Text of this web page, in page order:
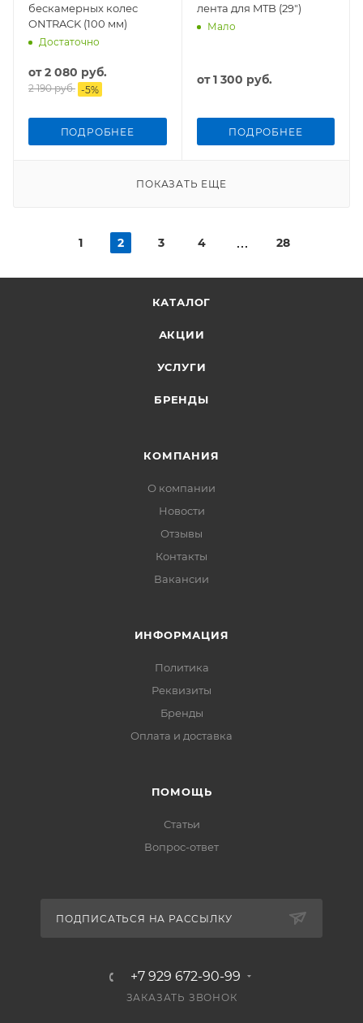
бескамерных колес
ONTRACK (100 мм)
Достаточно
от2 080 руб.
2 190 руб. -5%
ПОДРОБНЕЕ
лента для MTB (29")
Мало
от1 300 руб.
ПОДРОБНЕЕ
ПОКАЗАТЬ ЕЩЕ
1 2 3 4 28
КАТАЛОГ
АКЦИИ
УСЛУГИ
БРЕНДЫ
КОМПАНИЯ
О компании
Новости
Отзывы
Контакты
Вакансии
ИНФОРМАЦИЯ
Политика
Реквизиты
Бренды
Оплата и доставка
ПОМОЩЬ
Статьи
Вопрос-ответ
ПОДПИСАТЬСЯ НА РАССЫЛКУ
+7 929 672-90-99
ЗАКАЗАТЬ ЗВОНОК